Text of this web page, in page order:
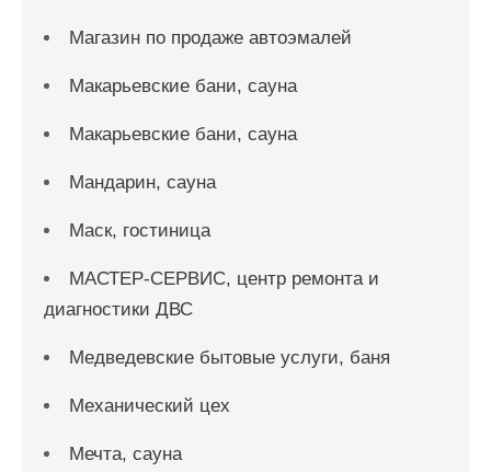
Магазин по продаже автоэмалей
Макарьевские бани, сауна
Макарьевские бани, сауна
Мандарин, сауна
Маск, гостиница
МАСТЕР-СЕРВИС, центр ремонта и
диагностики ДВС
Медведевские бытовые услуги, баня
Механический цех
Мечта, сауна